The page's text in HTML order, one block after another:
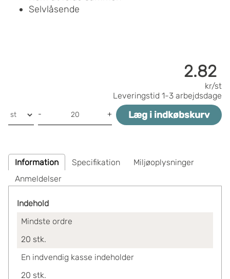
Selvlåsende
2.82
kr/st
Leveringstid 1-3 arbejdsdage
- + Læg i indkøbskurv
Information Specifikation
Miljøoplysninger
Anmeldelser
Indehold
Mindste ordre
20 stk.
En indvendig kasse indeholder
20 stk.